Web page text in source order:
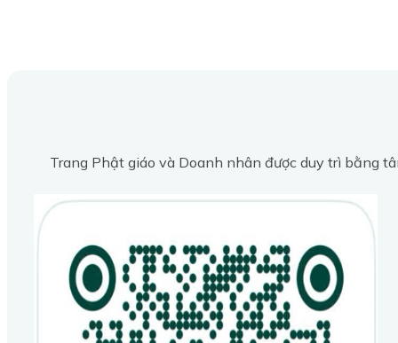
Trang Phật giáo và Doanh nhân được duy trì bằng